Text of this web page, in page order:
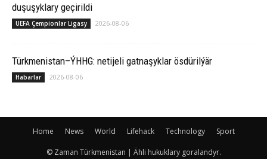
duşuşyklary geçirildi
UEFA Çempionlar Ligasy 2026-08-06
Türkmenistan–ÝHHG: netijeli gatnaşyklar ösdürilýär
Habarlar 2026-08-06
Home News World Lifehack Technology Sport
© Zaman Türkmenistan | Ähli hukuklary goralandyr.